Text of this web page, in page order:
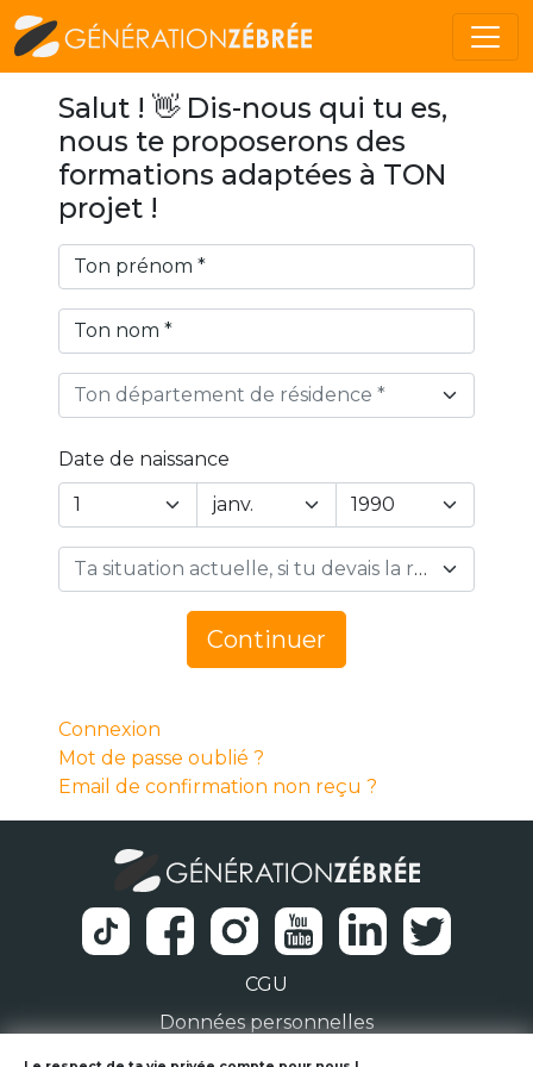
Salut ! 👋 Dis-nous qui tu es,
nous te proposerons des
formations adaptées à TON
projet !
Ton département de résidence *
Date de naissance
Year
Day
Ta situation actuelle, si tu devais la résumer en 1 mot… *
Continuer
Connexion
Mot de passe oublié ?
Email de confirmation non reçu ?
CGU
Données personnelles